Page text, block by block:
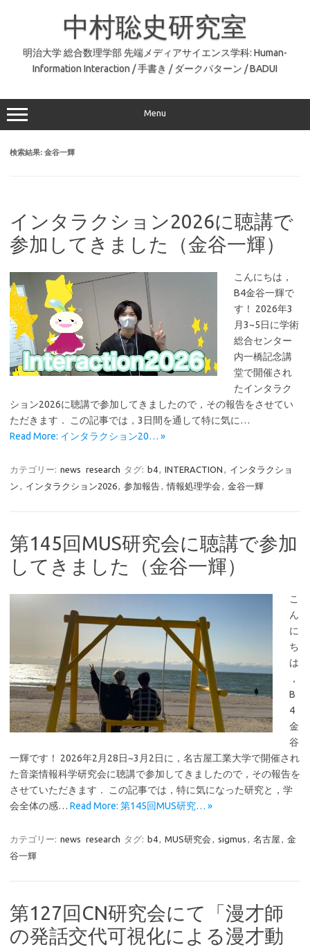
中村聡史研究室
明治大学 総合数理学部 先端メディアサイエンス学科: Human-
Information Interaction / 手書き / ダークパターン / BADUI
Menu
検索結果: 金谷一輝
インタラクション2026に聴講で
参加してきました（金谷一輝）
こんにちは，
B4金谷一輝で
す！ 2026年3
月3~5日に学術
総合センター
内一橋記念講
堂で開催され
たインタラク
ション2026に聴講で参加してきましたので，その報告をさせてい
ただきます． この記事では，3日間を通して特に気に…
Read More: インタラクション20… »
カテゴリー: news research タグ: b4, INTERACTION , インタラクショ
ン , インタラクション2026, 参加報告, 情報処理学会 , 金谷一輝
第145回MUS研究会に聴講で参加
してきました（金谷一輝）
こ
ん
に
ち
は
，
B
4
金
谷
一輝です！ 2026年2月28日~3月2日に，名古屋工業大学で開催され
た音楽情報科学研究会に聴講で参加してきましたので，その報告を
させていただきます． この記事では，特に気になった研究と，学
会全体の感… Read More: 第145回MUS研究… »
カテゴリー: news research タグ: b4, MUS研究会 , sigmus , 名古屋 , 金
谷一輝
第127回CN研究会にて「漫才師
の発話交代可視化による漫才動